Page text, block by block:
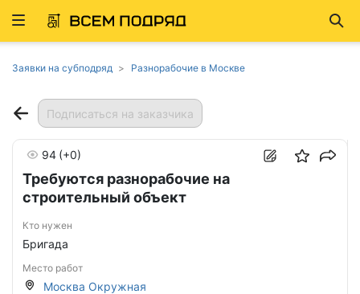
Развернуть
Заявки на субподряд Разнорабочие в Москве
Подписаться на заказчика
Требуются разнорабочие на
строительный объект
94 (+0)
Кто нужен
Бригада
Место работ
Москва Окружная